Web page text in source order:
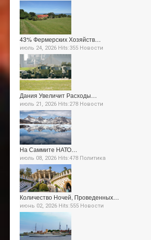
43% Фермерских Хозяйств…
июль 24, 2026 Hits:355 Новости
Дания Увеличит Расходы…
июль 21, 2026 Hits:278 Новости
На Саммите НАТО…
июль 08, 2026 Hits:478 Политика
Количество Ночей, Проведенных…
июнь 02, 2026 Hits:555 Новости